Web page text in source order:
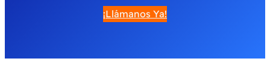
¡Llámanos Ya!